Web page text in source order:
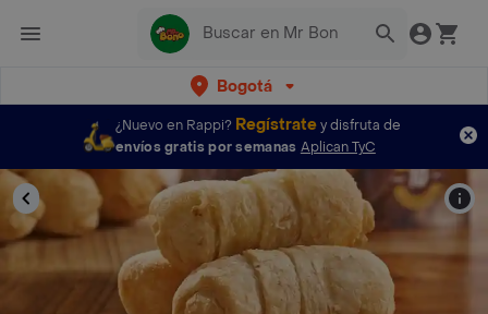
Bogotá
¿Nuevo en Rappi? Regístratey disfruta de
envíos gratis por semanas Aplican TyC